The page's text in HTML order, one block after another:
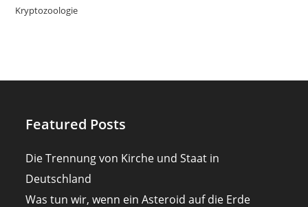
Kryptozoologie
Featured Posts
Die Trennung von Kirche und Staat in
Deutschland
Was tun wir, wenn ein Asteroid auf die Erde